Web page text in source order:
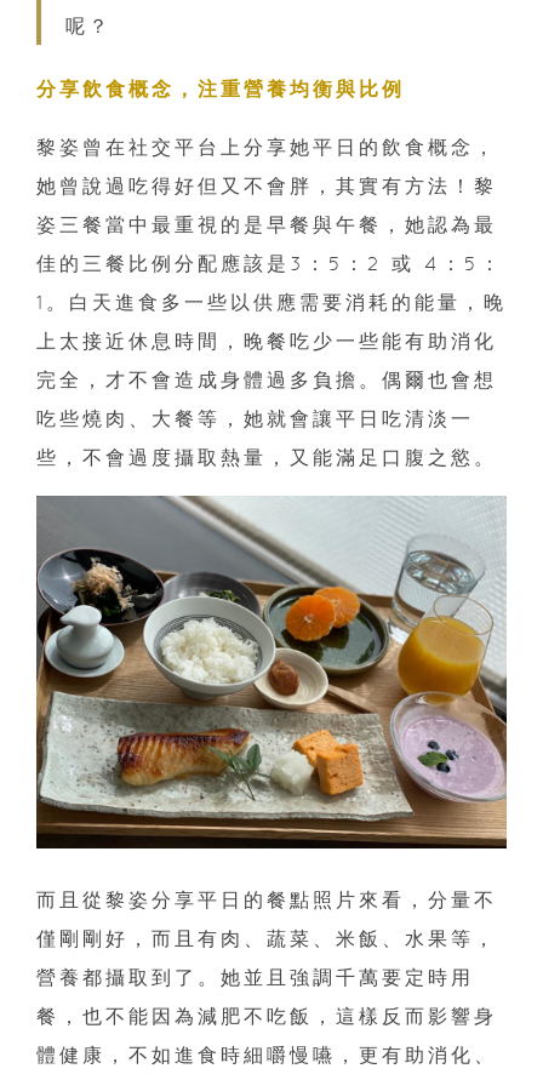
呢？
分享飲食概念，注重營養均衡與比例
黎姿曾在社交平台上分享她平日的飲食概念，
她曾說過吃得好但又不會胖，其實有方法！黎
姿三餐當中最重視的是早餐與午餐，她認為最
佳的三餐比例分配應該是3：5：2 或 4：5：
1。白天進食多一些以供應需要消耗的能量，晚
上太接近休息時間，晚餐吃少一些能有助消化
完全，才不會造成身體過多負擔。偶爾也會想
吃些燒肉、大餐等，她就會讓平日吃清淡一
些，不會過度攝取熱量，又能滿足口腹之慾。
而且從黎姿分享平日的餐點照片來看，分量不
僅剛剛好，而且有肉、蔬菜、米飯、水果等，
營養都攝取到了。她並且強調千萬要定時用
餐，也不能因為減肥不吃飯，這樣反而影響身
體健康，不如進食時細嚼慢嚥，更有助消化、